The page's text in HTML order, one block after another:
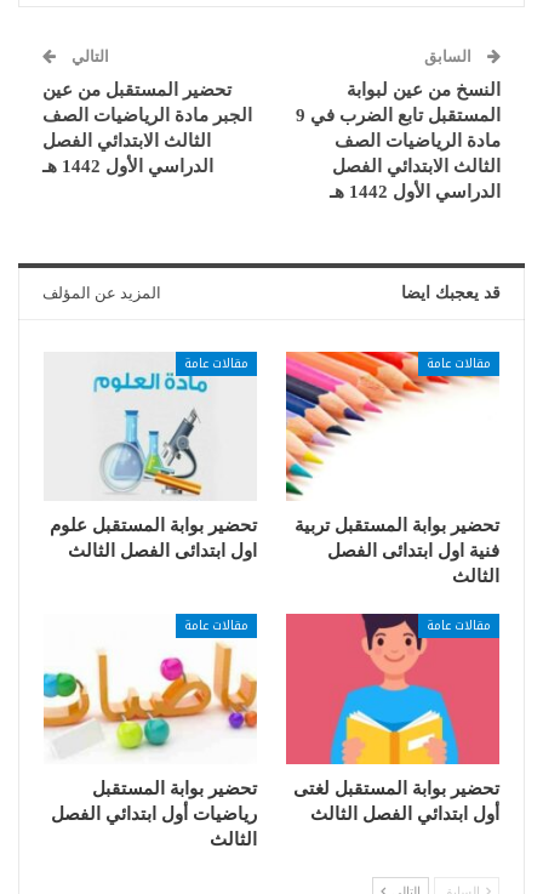
السابق
النسخ من عين لبوابة
المستقبل تابع الضرب في 9
مادة الرياضيات الصف
الثالث الابتدائي الفصل
الدراسي الأول 1442 هـ
التالي
تحضير المستقبل من عين
الجبر مادة الرياضيات الصف
الثالث الابتدائي الفصل
الدراسي الأول 1442 هـ
قد يعجبك ايضا المزيد عن المؤلف
مقالات عامة
تحضير بوابة المستقبل تربية
فنية اول ابتدائى الفصل
الثالث
مقالات عامة
تحضير بوابة المستقبل علوم
اول ابتدائى الفصل الثالث
مقالات عامة
تحضير بوابة المستقبل لغتى
أول ابتدائي الفصل الثالث
مقالات عامة
تحضير بوابة المستقبل
رياضيات أول ابتدائي الفصل
الثالث